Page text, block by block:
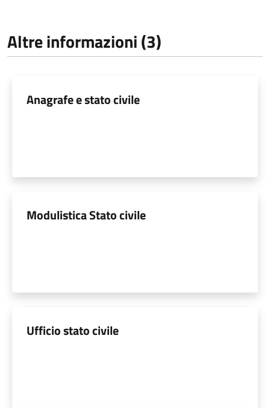
Altre informazioni (3)
Anagrafe e stato civile
Modulistica Stato civile
Ufficio stato civile